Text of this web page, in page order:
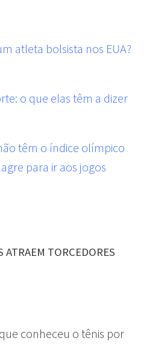
atleta bolsista nos EUA?
o que elas têm a dizer
têm o índice olímpico
para ir aos jogos
ATRAEM TORCEDORES
conheceu o tênis por